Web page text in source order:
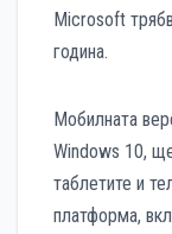
Microsoft
година.
Мобилната
Windows 10,
таблетите и
платформа,